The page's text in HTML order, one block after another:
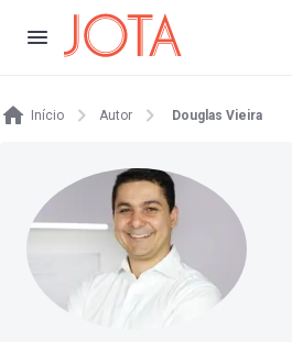
Início Autor Douglas Vieira